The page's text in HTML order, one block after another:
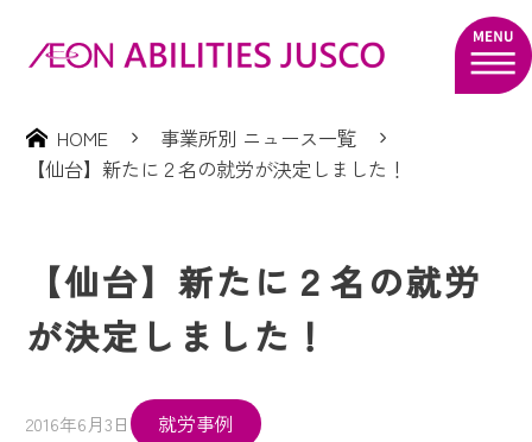
HOME
事業所別 ニュース一覧
【仙台】新たに２名の就労が決定しました！
【仙台】新たに２名の就労
が決定しました！
2016年6月3日 就労事例